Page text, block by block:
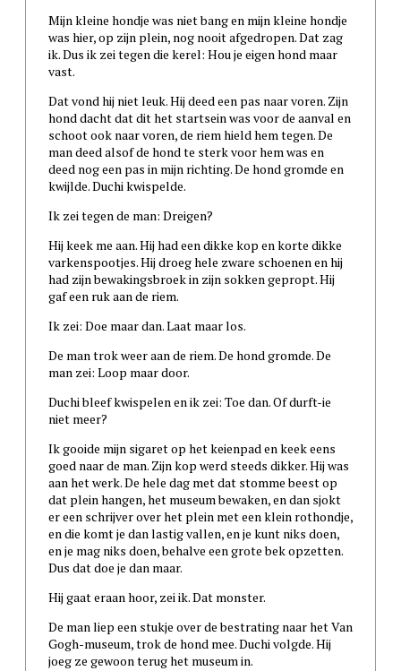
Mijn kleine hondje was niet bang en mijn kleine hondje
was hier, op zijn plein, nog nooit afgedropen. Dat zag
ik. Dus ik zei tegen die kerel: Hou je eigen hond maar
vast.
Dat vond hij niet leuk. Hij deed een pas naar voren. Zijn
hond dacht dat dit het startsein was voor de aanval en
schoot ook naar voren, de riem hield hem tegen. De
man deed alsof de hond te sterk voor hem was en
deed nog een pas in mijn richting. De hond gromde en
kwijlde. Duchi kwispelde.
Ik zei tegen de man: Dreigen?
Hij keek me aan. Hij had een dikke kop en korte dikke
varkenspootjes. Hij droeg hele zware schoenen en hij
had zijn bewakingsbroek in zijn sokken gepropt. Hij
gaf een ruk aan de riem.
Ik zei: Doe maar dan. Laat maar los.
De man trok weer aan de riem. De hond gromde. De
man zei: Loop maar door.
Duchi bleef kwispelen en ik zei: Toe dan. Of durft-ie
niet meer?
Ik gooide mijn sigaret op het keienpad en keek eens
goed naar de man. Zijn kop werd steeds dikker. Hij was
aan het werk. De hele dag met dat stomme beest op
dat plein hangen, het museum bewaken, en dan sjokt
er een schrijver over het plein met een klein rothondje,
en die komt je dan lastig vallen, en je kunt niks doen,
en je mag niks doen, behalve een grote bek opzetten.
Dus dat doe je dan maar.
Hij gaat eraan hoor, zei ik. Dat monster.
De man liep een stukje over de bestrating naar het Van
Gogh-museum, trok de hond mee. Duchi volgde. Hij
joeg ze gewoon terug het museum in.